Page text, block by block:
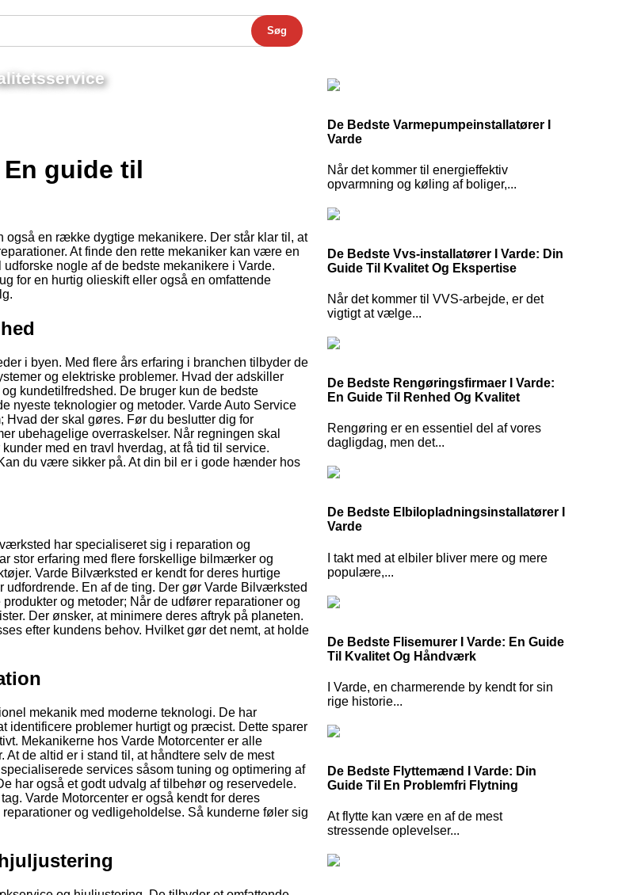
Søg
En guide til
også en række dygtige mekanikere. Der står klar til, at
At finde den rette mekaniker kan være en
nogle af de bedste mekanikere i Varde.
for en hurtig olieskift eller også en omfattende
i byen. Med flere års erfaring i branchen tilbyder de
og elektriske problemer. Hvad der adskiller
kundetilfredshed. De bruger kun de bedste
nyeste teknologier og metoder. Varde Auto Service
der skal gøres. Før du beslutter dig for
ubehagelige overraskelser. Når regningen skal
med en travl hverdag, at få tid til service.
du være sikker på. At din bil er i gode hænder hos
har specialiseret sig i reparation og
stor erfaring med flere forskellige bilmærker og
Varde Bilværksted er kendt for deres hurtige
En af de ting. Der gør Varde Bilværksted
og metoder; Når de udfører reparationer og
Der ønsker, at minimere deres aftryk på planeten.
efter kundens behov. Hvilket gør det nemt, at holde
mekanik med moderne teknologi. De har
identificere problemer hurtigt og præcist. Dette sparer
Mekanikerne hos Varde Motorcenter er alle
de altid er i stand til, at håndtere selv de mest
services såsom tuning og optimering af
har også et godt udvalg af tilbehør og reservedele.
Varde Motorcenter er også kendt for deres
og vedligeholdelse. Så kunderne føler sig
De Bedste Varmepumpeinstallatører I
Varde
Når det kommer til energieffektiv
opvarmning og køling af boliger,...
De Bedste Vvs-installatører I Varde: Din
Guide Til Kvalitet Og Ekspertise
Når det kommer til VVS-arbejde, er det
vigtigt at vælge...
De Bedste Rengøringsfirmaer I Varde:
En Guide Til Renhed Og Kvalitet
Rengøring er en essentiel del af vores
dagligdag, men det...
De Bedste Elbilopladningsinstallatører I
Varde
I takt med at elbiler bliver mere og mere
populære,...
De Bedste Flisemurer I Varde: En Guide
Til Kvalitet Og Håndværk
I Varde, en charmerende by kendt for sin
rige historie...
De Bedste Flyttemænd I Varde: Din
Guide Til En Problemfri Flytning
At flytte kan være en af de mest
stressende oplevelser...